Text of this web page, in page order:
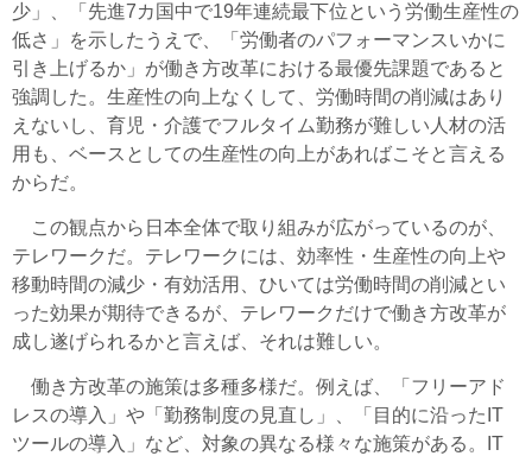
少」、「先進7カ国中で19年連続最下位という労働生産性の
低さ」を示したうえで、「労働者のパフォーマンスいかに
引き上げるか」が働き方改革における最優先課題であると
強調した。生産性の向上なくして、労働時間の削減はあり
えないし、育児・介護でフルタイム勤務が難しい人材の活
用も、ベースとしての生産性の向上があればこそと言える
からだ。
この観点から日本全体で取り組みが広がっているのが、
テレワークだ。テレワークには、効率性・生産性の向上や
移動時間の減少・有効活用、ひいては労働時間の削減とい
った効果が期待できるが、テレワークだけで働き方改革が
成し遂げられるかと言えば、それは難しい。
働き方改革の施策は多種多様だ。例えば、「フリーアド
レスの導入」や「勤務制度の見直し」、「目的に沿ったIT
ツールの導入」など、対象の異なる様々な施策がある。IT